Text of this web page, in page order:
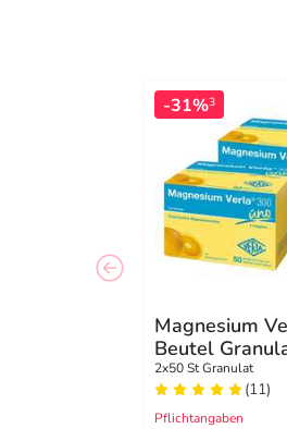
-31%3
Magnesium
Beutel
2x50 St Granulat
(11)
Pflichtangaben